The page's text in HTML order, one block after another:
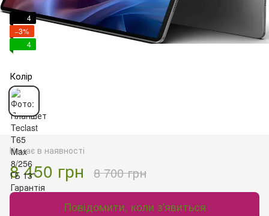
4
−3%
4
Колір
Немає в наявності
8 450 грн 8 700 грн
Повідомити, коли з'явиться